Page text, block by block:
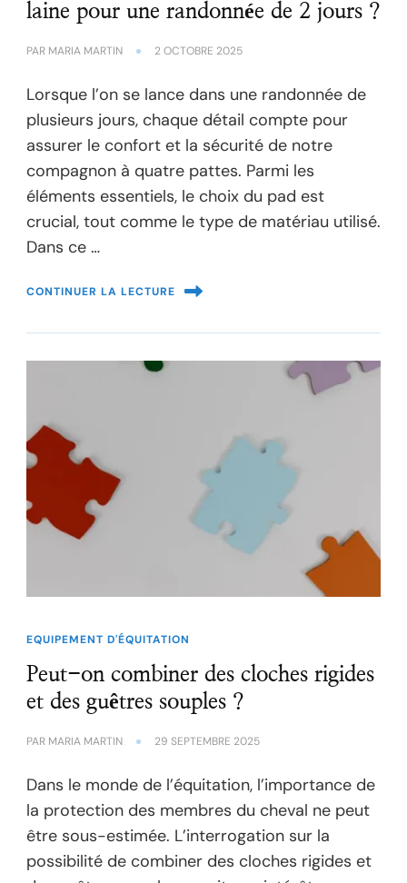
laine pour une randonnée de 2 jours ?
PAR MARIA MARTIN 2 OCTOBRE 2025
Lorsque l’on se lance dans une randonnée de
plusieurs jours, chaque détail compte pour
assurer le confort et la sécurité de notre
compagnon à quatre pattes. Parmi les
éléments essentiels, le choix du pad est
crucial, tout comme le type de matériau utilisé.
Dans ce …
CONTINUER LA LECTURE
EQUIPEMENT D'ÉQUITATION
Peut-on combiner des cloches rigides
et des guêtres souples ?
PAR MARIA MARTIN 29 SEPTEMBRE 2025
Dans le monde de l’équitation, l’importance de
la protection des membres du cheval ne peut
être sous-estimée. L’interrogation sur la
possibilité de combiner des cloches rigides et